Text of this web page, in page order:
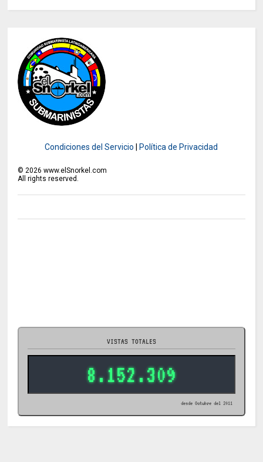
Condiciones del Servicio Política de Privacidad
© 2026 www.elSnorkel.com
All rights reserved.
VISTAS TOTALES
8.152.309
desde Octubre del 2011